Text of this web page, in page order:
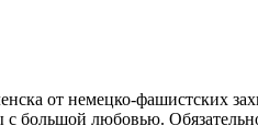
от немецко-фашистских
большой любовью.